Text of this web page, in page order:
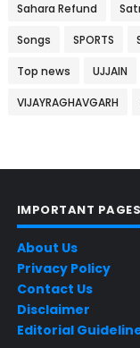
Sahara Refund
Songs SPORTS
Top news UJJAIN
VIJAYRAGHAVGARH
IMPORTANT PAGES
About Us
Privacy Policy
Contact Us
Disclaimer
Editorial